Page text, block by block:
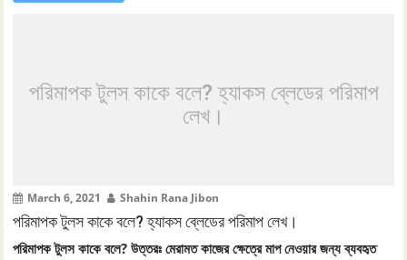
পরিমাপক টুলস কাকে বলে? হ্যাকস ব্লেডের পরিমাপ
লেখ।
March 6, 2021 Shahin Rana Jibon
পরিমাপক টুলস কাকে বলে? হ্যাকস ব্লেডের পরিমাপ লেখ।
পরিমাপক টুলস কাকে বলে? উত্তরঃ মেরামত কাজের ক্ষেত্রে মাপ নেওয়ার জন্য ব্যবহৃত